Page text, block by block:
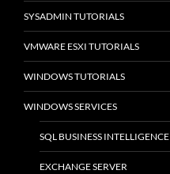
SYSADMIN TUTORIALS
VMWARE ESXI TUTORIALS
WINDOWS TUTORIALS
WINDOWS SERVICES
SQL BUSINESS INTELLIGENCE
EXCHANGE SERVER